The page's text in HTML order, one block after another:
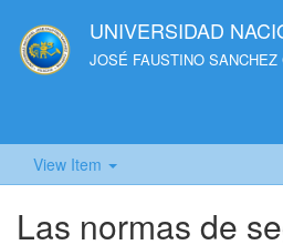
UNIVERSIDAD
JOSÉ FAUSTINO SANCHEZ
View Item
Las normas de